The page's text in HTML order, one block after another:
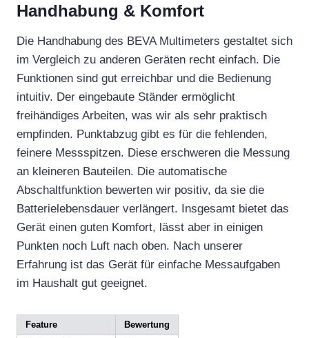
Handhabung & Komfort
Die Handhabung des BEVA Multimeters gestaltet sich
im Vergleich zu anderen Geräten recht einfach. Die
Funktionen sind gut erreichbar und die Bedienung
intuitiv. Der eingebaute Ständer ermöglicht
freihändiges Arbeiten, was wir als sehr praktisch
empfinden. Punktabzug gibt es für die fehlenden,
feinere Messspitzen. Diese erschweren die Messung
an kleineren Bauteilen. Die automatische
Abschaltfunktion bewerten wir positiv, da sie die
Batterielebensdauer verlängert. Insgesamt bietet das
Gerät einen guten Komfort, lässt aber in einigen
Punkten noch Luft nach oben. Nach unserer
Erfahrung ist das Gerät für einfache Messaufgaben
im Haushalt gut geeignet.
Feature
Bewertung